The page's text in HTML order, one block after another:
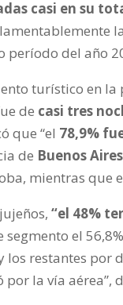
casi en su
período del año
turístico en
de casi tres
que “el 78,9%
de Buenos
mientras que
“el 48%
el
los restantes por
la vía aérea”,